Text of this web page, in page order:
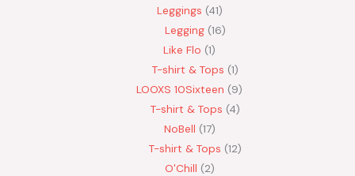
Leggings 41
Legging 16
Like Flo 1
T-shirt & Tops 1
LOOXS 10Sixteen
9
T-shirt & Tops 4
NoBell 17
T-shirt & Tops 12
O'Chill 2